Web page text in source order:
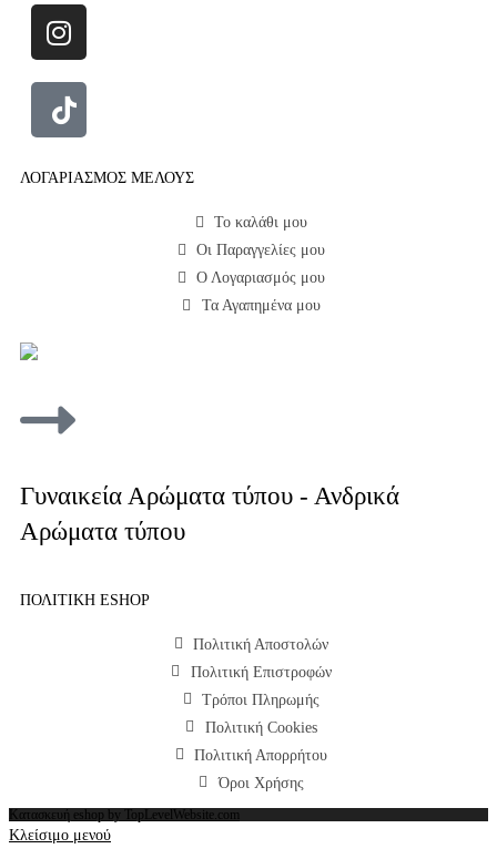
ΛΟΓΑΡΙΑΣΜΟΣ ΜΕΛΟΥΣ
Το καλάθι μου
Οι Παραγγελίες μου
Ο Λογαριασμός μου
Τα Αγαπημένα μου
Γυναικεία Αρώματα τύπου - Ανδρικά
Αρώματα τύπου
ΠΟΛΙΤΙΚΗ ESHOP
Πολιτική Αποστολών
Πολιτική Επιστροφών
Τρόποι Πληρωμής
Πολιτική Cookies
Πολιτική Απορρήτου
Όροι Χρήσης
Κατασκευή eshop by TopLevelWebsite.com
Κλείσιμο μενού